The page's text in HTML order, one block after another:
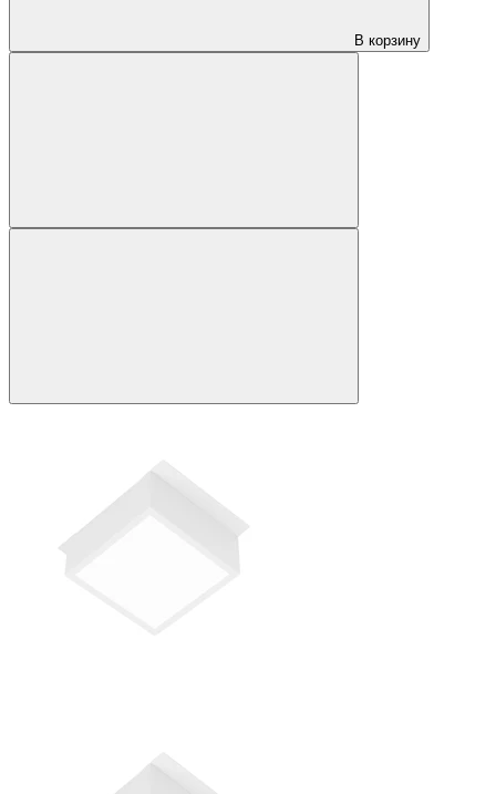
В корзину